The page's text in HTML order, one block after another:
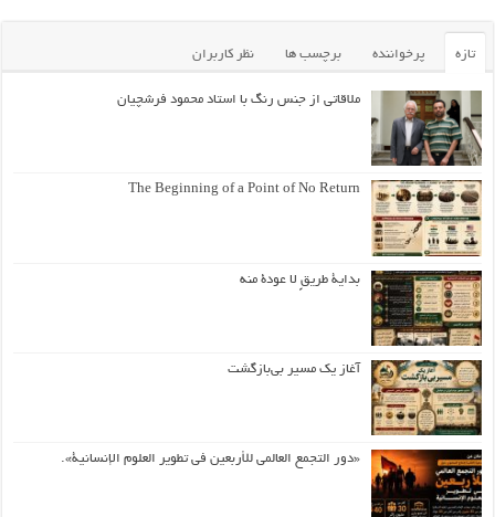
تازه پرخواننده برچسب ها نظر کاربران
ملاقاتی از جنس رنگ با استاد محمود فرشچیان
The Beginning of a Point of No Return
بداية طريقٍ لا عودة منه
آغاز یک مسیر بی‌بازگشت
«دور التجمع العالمي للأربعين في تطوير العلوم الإنسانية».